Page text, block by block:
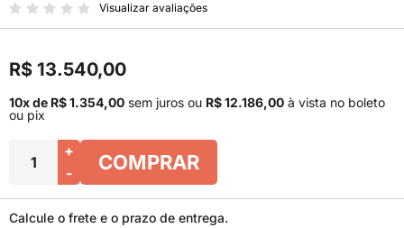
Visualizar avaliações
R$ 13.540,00
10x de R$ 1.354,00 sem juros ou R$ 12.186,00 à vista no boleto
ou pix
+
-
COMPRAR
Calcule o frete e o prazo de entrega.